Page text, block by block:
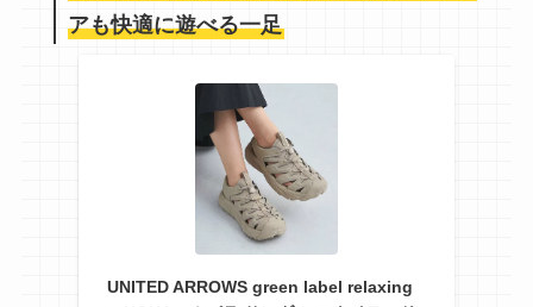
アも快適に遊べる一足
UNITED ARROWS green label relaxing